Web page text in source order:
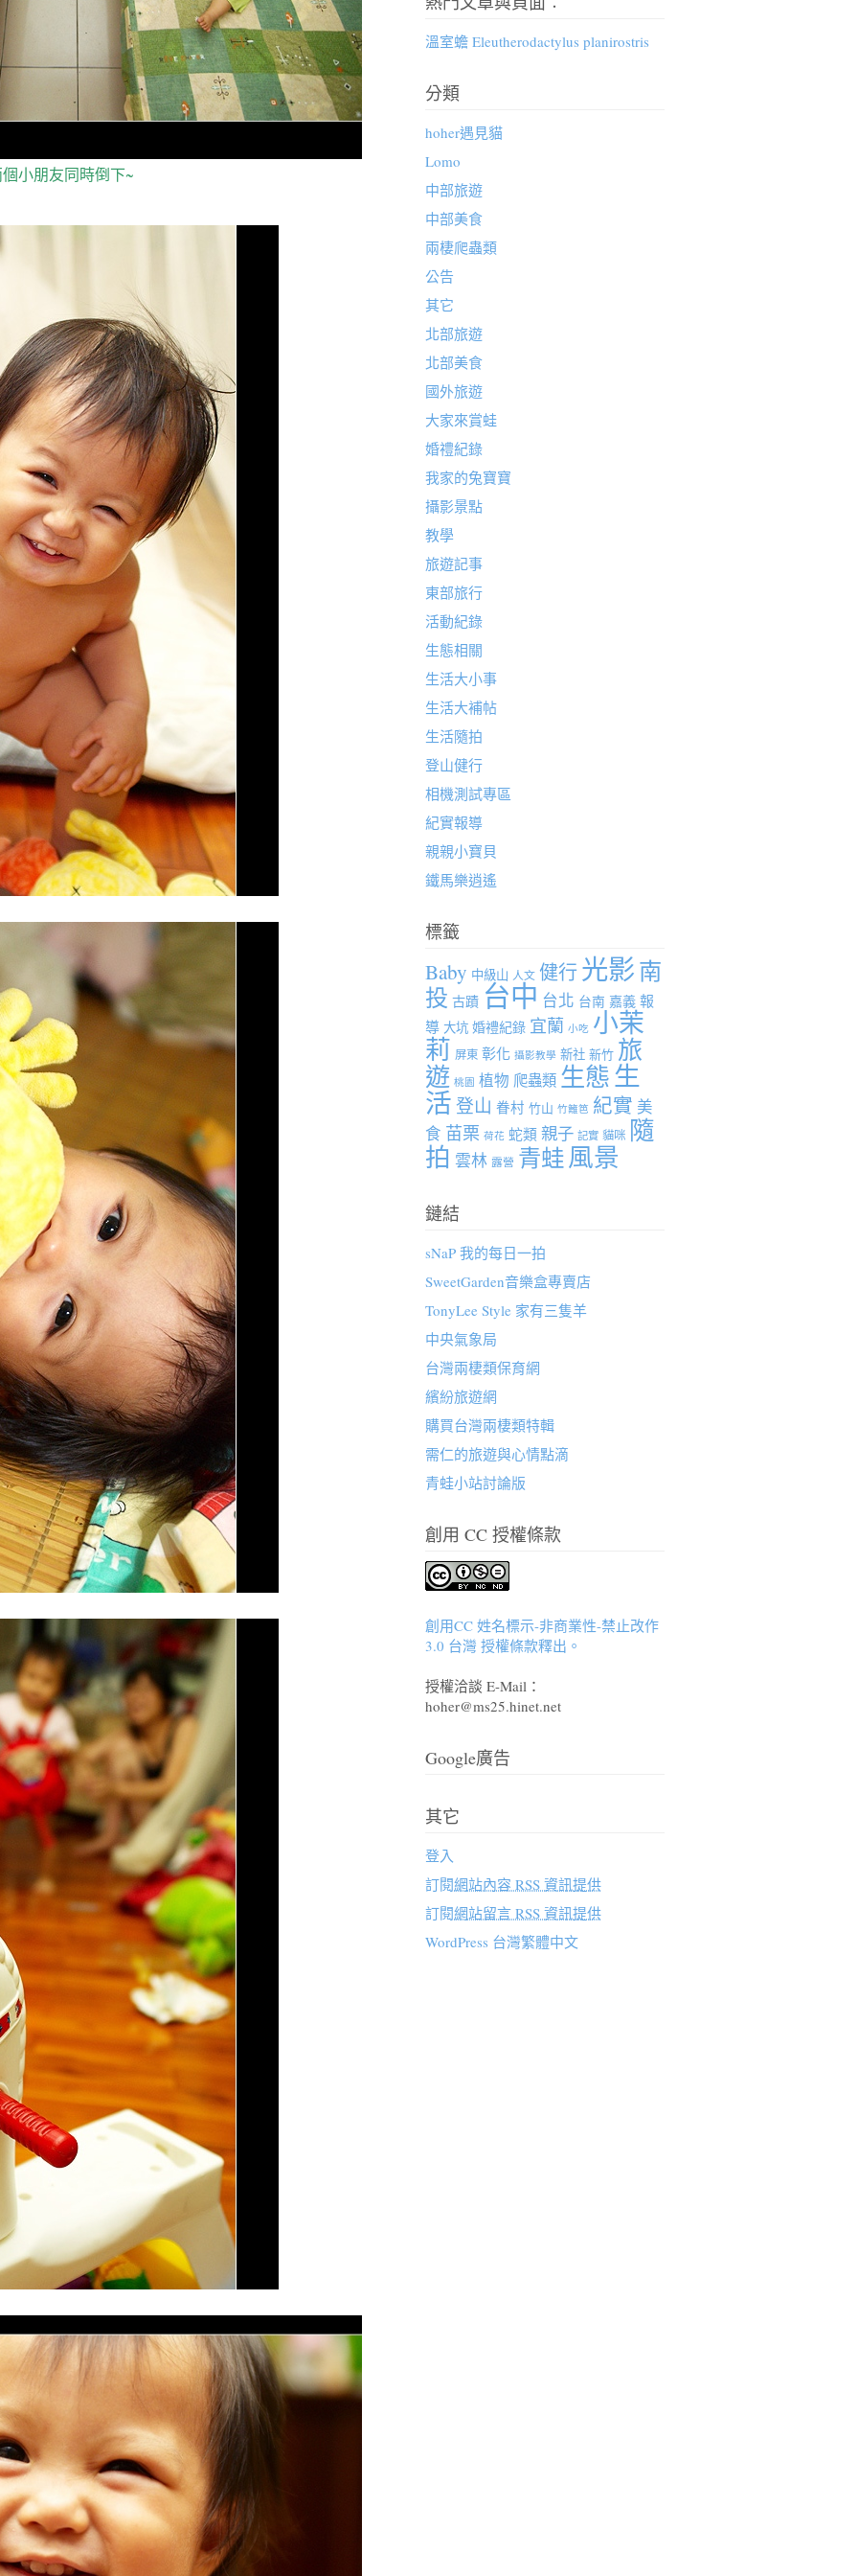
小朋友同時倒下~
溫室蟾 Eleutherodactylus planirostris
分類
hoher遇見貓
Lomo
中部旅遊
中部美食
兩棲爬蟲類
公告
其它
北部旅遊
北部美食
國外旅遊
大家來賞蛙
婚禮紀錄
我家的兔寶寶
攝影景點
教學
旅遊記事
東部旅行
活動紀錄
生態相關
生活大小事
生活大補帖
生活隨拍
登山健行
相機測試專區
紀實報導
親親小寶貝
鐵馬樂逍遙
標籤
Baby 中級山 人文 健行光影南
投 古蹟 台中 台北 台南 嘉義 報
導 大坑 婚禮紀錄 宜蘭 小吃 小茉
莉 屏東 彰化 攝影教學 新社 新竹 旅
遊 桃園 植物 爬蟲類 生態生
活 登山 眷村 竹山 竹籬笆 紀實 美
食 苗栗 荷花 蛇類 親子 記實 貓咪 隨
拍 雲林 露營 青蛙風景
鏈結
sNaP 我的每日一拍
SweetGarden音樂盒專賣店
TonyLee Style 家有三隻羊
中央氣象局
台灣兩棲類保育網
繽紛旅遊網
購買台灣兩棲類特輯
需仁的旅遊與心情點滴
青蛙小站討論版
創用 CC 授權條款
創用CC 姓名標示-非商業性-禁止改作
3.0 台灣 授權條款釋出。
授權洽談 E-Mail：
hoher@ms25.hinet.net
Google廣告
其它
登入
訂閱網站內容 RSS 資訊提供
訂閱網站留言 RSS 資訊提供
WordPress 台灣繁體中文